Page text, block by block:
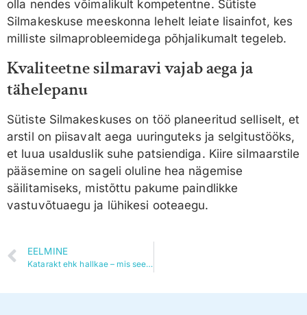
olla nendes võimalikult kompetentne. Sütiste
Silmakeskuse meeskonna lehelt leiate lisainfot, kes
milliste silmaprobleemidega põhjalikumalt tegeleb.
Kvaliteetne silmaravi vajab aega ja
tähelepanu
Sütiste Silmakeskuses on töö planeeritud selliselt, et
arstil on piisavalt aega uuringuteks ja selgitustööks,
et luua usalduslik suhe patsiendiga. Kiire silmaarstile
pääsemine on sageli oluline hea nägemise
säilitamiseks, mistõttu pakume paindlikke
vastuvõtuaegu ja lühikesi ooteaegu.
EELMINE
Katarakt ehk hallkae – mis see on?